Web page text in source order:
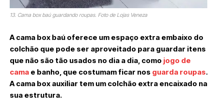
13. Cama box baú guardando roupas. Foto de Lojas Veneza
A cama box baú oferece um espaço extra embaixo do
colchão que pode ser aproveitado para guardar itens
que não são tão usados no dia a dia, como jogo de
cama e banho, que costumam ficar nos guarda roupas.
A cama box auxiliar tem um colchão extra encaixado na
sua estrutura.